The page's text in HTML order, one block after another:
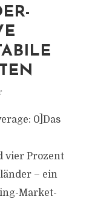
0]Das
vier Prozent
– ein
Market-